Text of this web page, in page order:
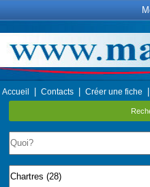
Accueil Contacts Créer une fiche